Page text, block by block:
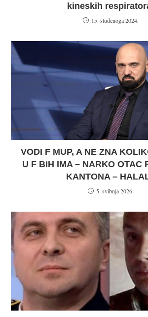
kineskih
15. studenoga 2024.
VODI F MUP, A NE ZNA
U F BiH IMA – NARKO OTAC
KANTONA –
5. svibnja 2026.